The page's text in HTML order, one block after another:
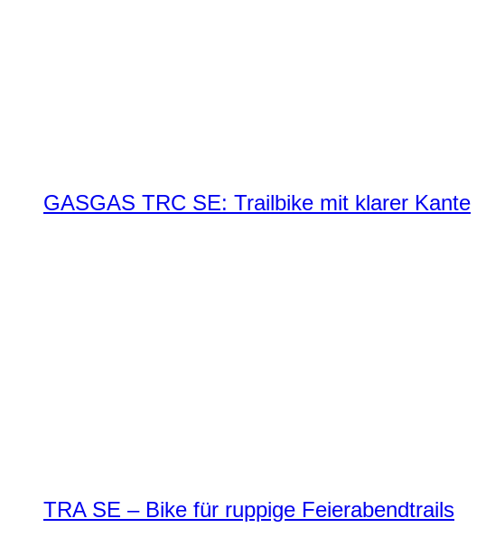
GASGAS TRC SE: Trailbike mit klarer Kante
TRA SE – Bike für ruppige Feierabendtrails